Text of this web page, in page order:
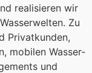
realisieren wir
Zu
Privat­kunden,
mobilen Wasser­
und